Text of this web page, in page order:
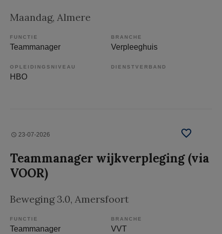
Maandag, Almere
FUNCTIE
Teammanager
BRANCHE
Verpleeghuis
OPLEIDINGSNIVEAU
HBO
DIENSTVERBAND
23-07-2026
Teammanager wijkverpleging (via
VOOR)
Beweging 3.0, Amersfoort
FUNCTIE
Teammanager
BRANCHE
VVT